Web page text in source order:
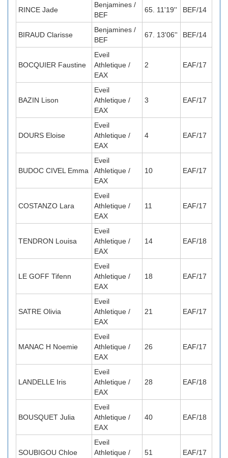
RINCE Jade
Benjamines /
BEF
65. 11'19'' BEF/14
BIRAUD Clarisse
Benjamines /
BEF
67. 13'06'' BEF/14
BOCQUIER Faustine
Eveil
Athletique /
EAX
2 EAF/17
BAZIN Lison
Eveil
Athletique /
EAX
3 EAF/17
DOURS Eloise
Eveil
Athletique /
EAX
4 EAF/17
BUDOC CIVEL Emma
Eveil
Athletique /
EAX
10 EAF/17
COSTANZO Lara
Eveil
Athletique /
EAX
11 EAF/17
TENDRON Louisa
Eveil
Athletique /
EAX
14 EAF/18
LE GOFF Tifenn
Eveil
Athletique /
EAX
18 EAF/17
SATRE Olivia
Eveil
Athletique /
EAX
21 EAF/17
MANAC H Noemie
Eveil
Athletique /
EAX
26 EAF/17
LANDELLE Iris
Eveil
Athletique /
EAX
28 EAF/18
BOUSQUET Julia
Eveil
Athletique /
EAX
40 EAF/18
SOUBIGOU Chloe
Eveil
Athletique /
51 EAF/17